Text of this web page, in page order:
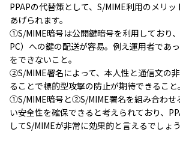
PPAPの代替策として、S/MIME利用のメリ
あげられます。
①S/MIME暗号は公開鍵暗号を利用しており
PC）への鍵の配送が容易。例え運用者であ
をできないこと。
②S/MIME署名によって、本人性と通信文の
ることで標的型攻撃の防止が期待できること。
①S/MIME暗号と②S/MIME署名を組み合わせ
い安全性を確保できると考えられており、
してS/MIMEが非常に効果的と言えるでしょう